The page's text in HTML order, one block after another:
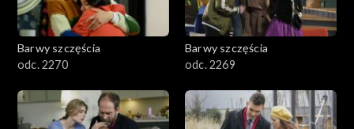
Barwy szczęścia
odc. 2270
Barwy szczęścia
odc. 2269